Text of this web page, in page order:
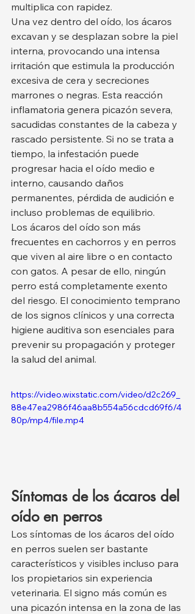
multiplica con rapidez.
Una vez dentro del oído, los ácaros
excavan y se desplazan sobre la piel
interna, provocando una intensa
irritación que estimula la producción
excesiva de cera y secreciones
marrones o negras. Esta reacción
inflamatoria genera picazón severa,
sacudidas constantes de la cabeza y
rascado persistente. Si no se trata a
tiempo, la infestación puede
progresar hacia el oído medio e
interno, causando daños
permanentes, pérdida de audición e
incluso problemas de equilibrio.
Los ácaros del oído son más
frecuentes en cachorros y en perros
que viven al aire libre o en contacto
con gatos. A pesar de ello, ningún
perro está completamente exento
del riesgo. El conocimiento temprano
de los signos clínicos y una correcta
higiene auditiva son esenciales para
prevenir su propagación y proteger
la salud del animal.
https://video.wixstatic.com/video/d2c269_
88e47ea2986f46aa8b554a56cdcd69f6/4
80p/mp4/file.mp4
Síntomas de los ácaros del
oído en perros
Los síntomas de los ácaros del oído
en perros suelen ser bastante
característicos y visibles incluso para
los propietarios sin experiencia
veterinaria. El signo más común es
una picazón intensa en la zona de las